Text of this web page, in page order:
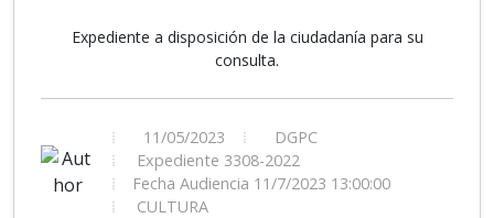
Expediente a disposición de la ciudadanía para su
consulta.
11/05/2023
DGPC
Expediente 3308-2022
Fecha Audiencia 11/7/2023 13:00:00
CULTURA